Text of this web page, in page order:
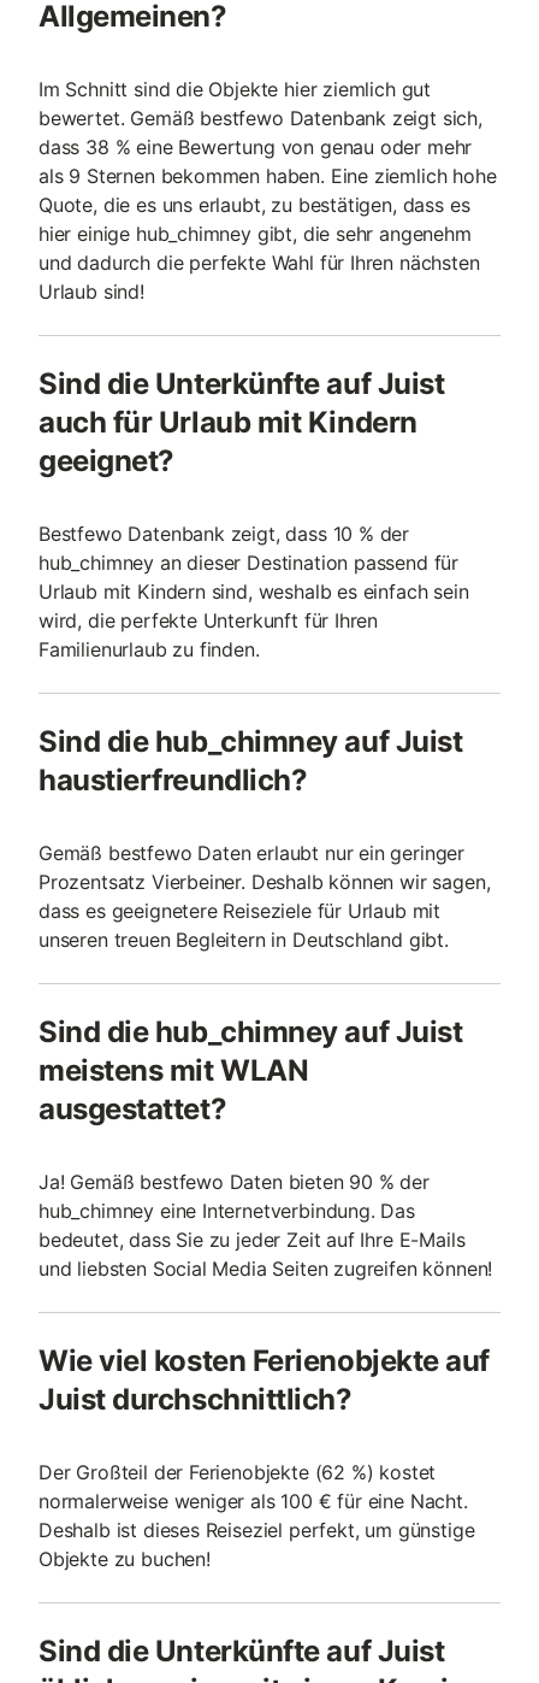
Allgemeinen?
Im Schnitt sind die Objekte hier ziemlich gut
bewertet. Gemäß bestfewo Datenbank zeigt sich,
dass 38 % eine Bewertung von genau oder mehr
als 9 Sternen bekommen haben. Eine ziemlich hohe
Quote, die es uns erlaubt, zu bestätigen, dass es
hier einige hub_chimney gibt, die sehr angenehm
und dadurch die perfekte Wahl für Ihren nächsten
Urlaub sind!
Sind die Unterkünfte auf Juist
auch für Urlaub mit Kindern
geeignet?
Bestfewo Datenbank zeigt, dass 10 % der
hub_chimney an dieser Destination passend für
Urlaub mit Kindern sind, weshalb es einfach sein
wird, die perfekte Unterkunft für Ihren
Familienurlaub zu finden.
Sind die hub_chimney auf Juist
haustierfreundlich?
Gemäß bestfewo Daten erlaubt nur ein geringer
Prozentsatz Vierbeiner. Deshalb können wir sagen,
dass es geeignetere Reiseziele für Urlaub mit
unseren treuen Begleitern in Deutschland gibt.
Sind die hub_chimney auf Juist
meistens mit WLAN
ausgestattet?
Ja! Gemäß bestfewo Daten bieten 90 % der
hub_chimney eine Internetverbindung. Das
bedeutet, dass Sie zu jeder Zeit auf Ihre E-Mails
und liebsten Social Media Seiten zugreifen können!
Wie viel kosten Ferienobjekte auf
Juist durchschnittlich?
Der Großteil der Ferienobjekte (62 %) kostet
normalerweise weniger als 100 € für eine Nacht.
Deshalb ist dieses Reiseziel perfekt, um günstige
Objekte zu buchen!
Sind die Unterkünfte auf Juist